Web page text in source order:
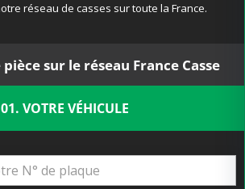
réseau de casses sur toute la France.
sur le réseau France Casse
01. VOTRE VÉHICULE